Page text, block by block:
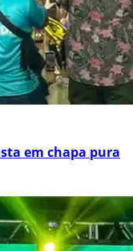
em chapa pura